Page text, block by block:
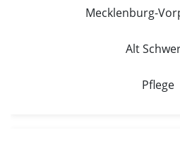
Mecklenburg-
Alt
Pflege